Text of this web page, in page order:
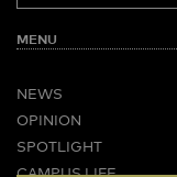
MENU
NEWS
OPINION
SPOTLIGHT
CAMPUS LIFE